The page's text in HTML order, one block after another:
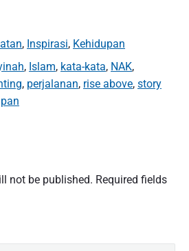
, Inspirasi, Kehidupan
, Islam, kata-kata, NAK,
, perjalanan, rise above, story
not be published. Required fields